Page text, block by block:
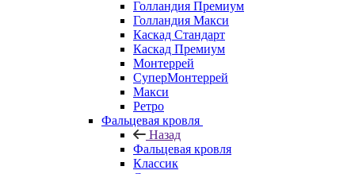
Голландия Премиум
Голландия Макси
Каскад Стандарт
Каскад Премиум
Монтеррей
СуперМонтеррей
Макси
Ретро
Фальцевая кровля
Назад
Фальцевая кровля
Классик